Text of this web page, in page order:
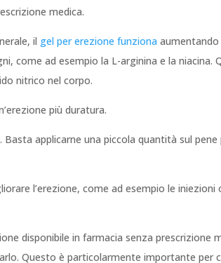
medica.
il gel per erezione funziona aumentando
come ad esempio la L-arginina e la niacina.
nitrico nel corpo.
più duratura.
applicarne una piccola quantità sul
l’erezione, come ad esempio le iniezioni
disponibile in farmacia senza prescrizione
Questo è particolarmente importante per